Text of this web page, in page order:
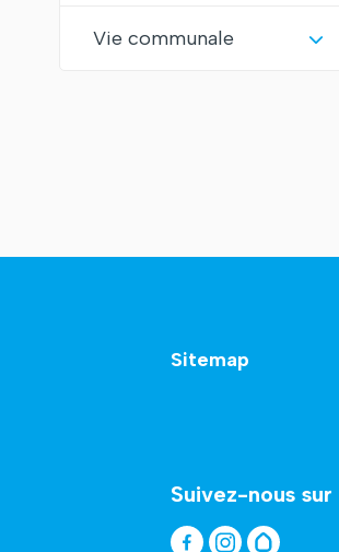
Vie communale
Sitemap
Suivez-nous sur